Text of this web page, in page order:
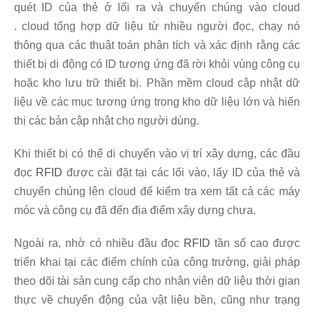
quét ID của thẻ ở lối ra và chuyển chúng vào cloud
. cloud tổng hợp dữ liệu từ nhiều người đọc, chạy nó
thông qua các thuật toán phân tích và xác định rằng các
thiết bị di động có ID tương ứng đã rời khỏi vùng công cụ
hoặc kho lưu trữ thiết bị. Phần mềm cloud cập nhật dữ
liệu về các mục tương ứng trong kho dữ liệu lớn và hiển
thị các bản cập nhật cho người dùng.
Khi thiết bị có thể di chuyển vào vị trí xây dựng, các đầu
đọc RFID được cài đặt tại các lối vào, lấy ID của thẻ và
chuyển chúng lên cloud để kiểm tra xem tất cả các máy
móc và công cụ đã đến địa điểm xây dựng chưa.
Ngoài ra, nhờ có nhiều đầu đọc RFID tần số cao được
triển khai tại các điểm chính của công trường, giải pháp
theo dõi tài sản cung cấp cho nhân viên dữ liệu thời gian
thực về chuyển động của vật liệu bền, cũng như trạng